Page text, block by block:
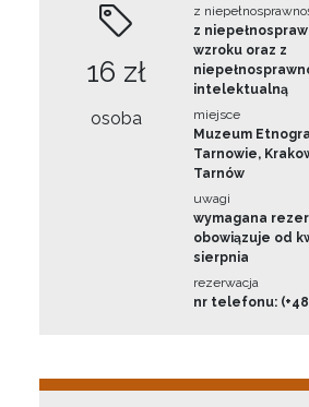
16 zł
osoba
z
z
wzroku oraz z
intelektualną
miejsce
Muzeum
Tarnowie,
Tarnów
uwagi
wymagana
obowiązuje od
sierpnia
rezerwacja
nr telefonu: